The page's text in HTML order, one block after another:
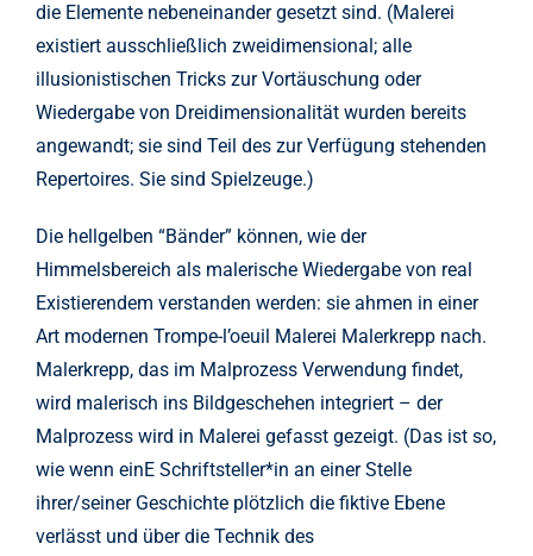
die Elemente nebeneinander gesetzt sind. (Malerei
existiert ausschließlich zweidimensional; alle
illusionistischen Tricks zur Vortäuschung oder
Wiedergabe von Dreidimensionalität wurden bereits
angewandt; sie sind Teil des zur Verfügung stehenden
Repertoires. Sie sind Spielzeuge.)
Die hellgelben “Bänder” können, wie der
Himmelsbereich als malerische Wiedergabe von real
Existierendem verstanden werden: sie ahmen in einer
Art modernen Trompe-l’oeuil Malerei Malerkrepp nach.
Malerkrepp, das im Malprozess Verwendung findet,
wird malerisch ins Bildgeschehen integriert – der
Malprozess wird in Malerei gefasst gezeigt. (Das ist so,
wie wenn einE Schriftsteller*in an einer Stelle
ihrer/seiner Geschichte plötzlich die fiktive Ebene
verlässt und über die Technik des